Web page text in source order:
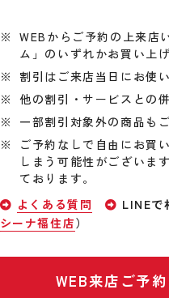
WEBからご予約の上来店
ム」のいずれかお買い上
割引はご来店当日にお使
他の割引・サービスとの
一部割引対象外の商品も
ご予約なしで自由にお買
しまう可能性がございま
ております。
よくある質問
LINEで
シーナ福住店）
WEB来店ご予